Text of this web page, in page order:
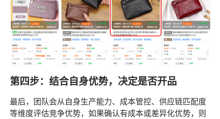
第四步：结合自身优势，决定是否开品
最后，团队会从自身生产能力、成本管控、供应链匹配度
等维度评估竞争优势，如果确认有成本或差异化优势，则